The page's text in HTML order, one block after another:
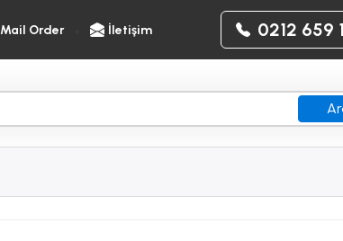
Mail Order İletişim 0212 659